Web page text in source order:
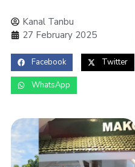
Kanal Tanbu
27 February 2025
Facebook Twitter
WhatsApp